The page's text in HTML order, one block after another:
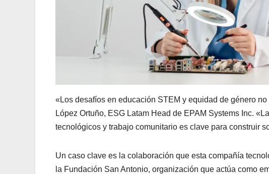
«Los desafíos en educación STEM y equidad de género
López Ortuño, ESG Latam Head de EPAM Systems Inc.
tecnológicos y trabajo comunitario es clave para construir
Un caso clave es la colaboración que esta compañía
la Fundación San Antonio, organización que actúa como